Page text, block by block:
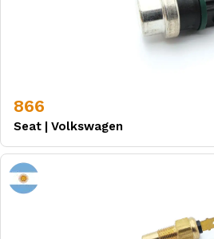
866
Seat | Volkswagen